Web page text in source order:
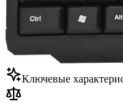
Ключевые